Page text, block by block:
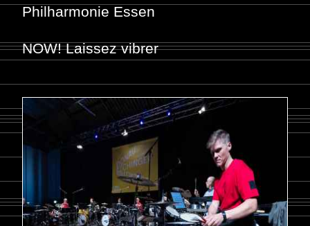
Philharmonie Essen
NOW! Laissez vibrer